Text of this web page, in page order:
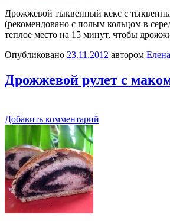
Дрожжевой тыквенный кекс с
(рекомендовано с полым кольцом в
теплое место на 15 минут, чтобы
Опубликовано 23.11.2012 автором
Дрожжевой рулет с
Добавить комментарий